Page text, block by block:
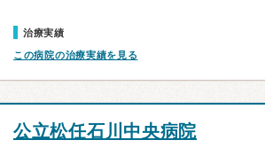
治療実績
この病院の治療実績を見る
公立松任石川中央病院